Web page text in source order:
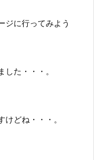
ジに行ってみよう
した・・・。
けどね・・・。